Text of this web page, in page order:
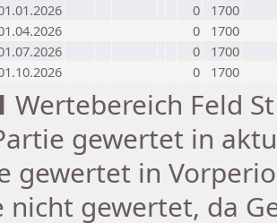
0
1700
0
1700
0
1700
0 1700
Wertebereich Feld
gewertet in
gewertet in
nicht gewertet, da